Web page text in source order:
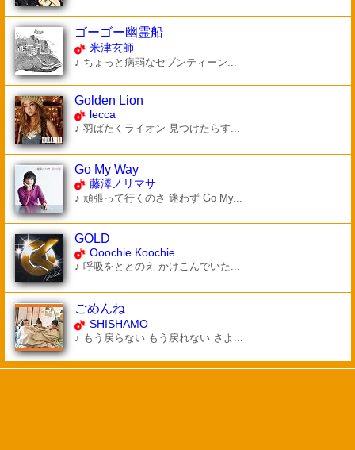
ゴーゴー幽霊船
米津玄師
♪ ちょっと病弱なセブンティーン...
Golden Lion
lecca
♪ 羽ばたくライオン 見つけたらす...
Go My Way
藤澤ノリマサ
♪ 頑張って行くのさ 迷わず Go My...
GOLD
Ooochie Koochie
♪ 呼吸をととのえ かけこんでいた...
ごめんね
SHISHAMO
♪ もう戻らない もう戻れない さよ...